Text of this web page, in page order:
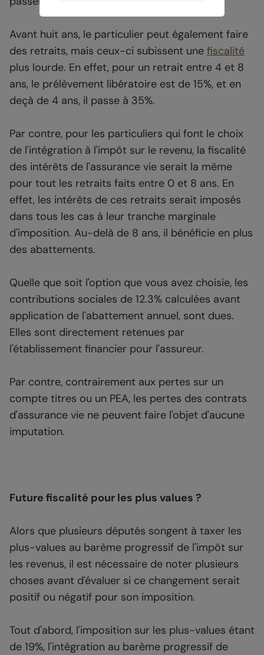
Avant huit ans, le particulier peut également faire
des retraits, mais ceux-ci subissent une fiscalité
plus lourde. En effet, pour un retrait entre 4 et 8
ans, le prélèvement libératoire est de 15%, et en
deçà de 4 ans, il passe à 35%.
Par contre, pour les particuliers qui font le choix
de l'intégration à l'impôt sur le revenu, la fiscalité
des intérêts de l'assurance vie serait la même
pour tout les retraits faits entre 0 et 8 ans. En
effet, les intérêts de ces retraits serait imposés
dans tous les cas à leur tranche marginale
d'imposition. Au-delà de 8 ans, il bénéficie en plus
des abattements.
Quelle que soit l'option que vous avez choisie, les
contributions sociales de 12.3% calculées avant
application de l'abattement annuel, sont dues.
Elles sont directement retenues par
l'établissement financier pour l'assureur.
Par contre, contrairement aux pertes sur un
compte titres ou un PEA, les pertes des contrats
d'assurance vie ne peuvent faire l'objet d'aucune
imputation.
Future fiscalité pour les plus values ?
Alors que plusieurs députés songent à taxer les
plus-values au barème progressif de l'impôt sur
les revenus, il est nécessaire de noter plusieurs
choses avant d'évaluer si ce changement serait
positif ou négatif pour son imposition.
Tout d'abord, l'imposition sur les plus-values étant
de 19%, l'intégration au barème progressif de